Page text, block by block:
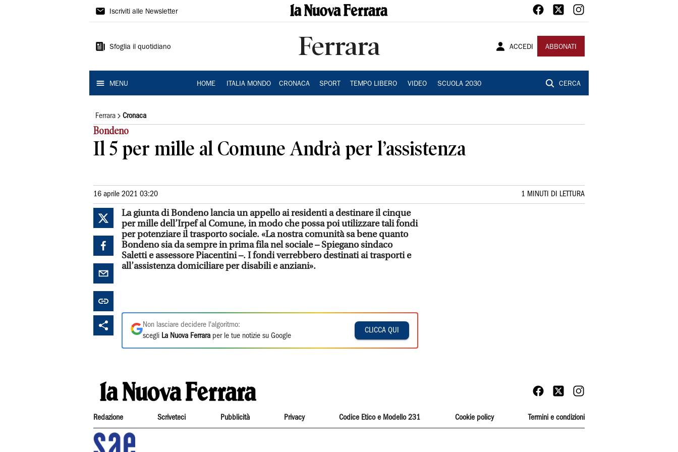
La
Ferrara
Iscriviti alle Newsletter
Sfoglia il quotidiano Ferrara ACCEDI ABBONATI
MENU HOME ITALIA MONDO CRONACA SPORT TEMPO LIBERO VIDEO SCUOLA 2030 CERCA
Ferrara Cronaca
Bondeno
Il 5 per mille al Comune Andrà per l’assistenza
16 aprile 2021 03:20 1 MINUTI DI LETTURA
La giunta di Bondeno lancia un appello ai residenti a destinare il cinque
per mille dell’Irpef al Comune, in modo che possa poi utilizzare tali fondi
per potenziare il trasporto sociale. «La nostra comunità sa bene quanto
Bondeno sia da sempre in prima fila nel sociale – Spiegano sindaco
Saletti e assessore Piacentini –. I fondi verrebbero destinati ai trasporti e
all’assistenza domiciliare per disabili e anziani».
Non lasciare decidere l'algoritmo:
scegli La Nuova Ferrara per le tue notizie su Google
CLICCA QUI
Redazione Scriveteci Pubblicità Privacy Codice Etico e Modello 231 Cookie policy Termini e condizioni